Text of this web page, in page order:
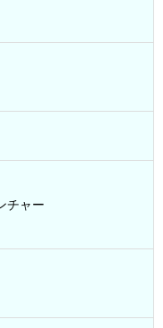
チャー